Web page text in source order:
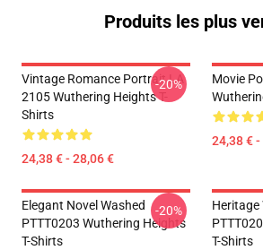
Produits les plus
Vintage Romance Portrait LA
2105 Wuthering Heights T-
Shirts
24,38 € - 28,06 €
-20%
Movie
24,38 €
Elegant Novel Washed
PTTT0203 Wuthering Heights
T-Shirts
-20%
Heritage
T-Shirts